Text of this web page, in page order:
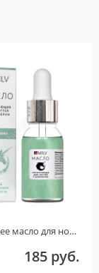
Укрепляющее масло для ногтей со смолой мастикового дерева и шиммером «PISTACHIO». 15 мл.
185 руб.